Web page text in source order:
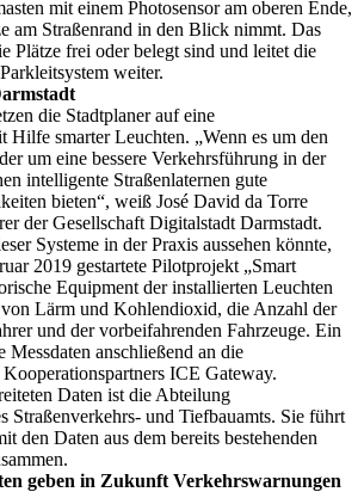
mit einem Photosensor am oberen Ende,
am Straßenrand in den Blick nimmt. Das
Plätze frei oder belegt sind und leitet die
weiter.
die Stadtplaner auf eine
Hilfe smarter Leuchten. „Wenn es um den
um eine bessere Verkehrsführung in der
intelligente Straßenlaternen gute
bieten“, weiß José David da Torre
der Gesellschaft Digitalstadt Darmstadt.
Systeme in der Praxis aussehen könnte,
2019 gestartete Pilotprojekt „Smart
Equipment der installierten Leuchten
Lärm und Kohlendioxid, die Anzahl der
und der vorbeifahrenden Fahrzeuge. Ein
Messdaten anschließend an die
ICE Gateway.
Daten ist die Abteilung
Straßenverkehrs- und Tiefbauamts. Sie führt
den Daten aus dem bereits bestehenden
geben in Zukunft Verkehrswarnungen